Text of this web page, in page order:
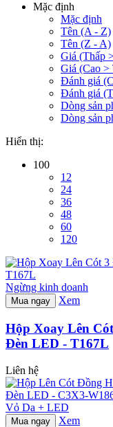
Mặc định
Mặc định
Tên (A - Z)
Tên (Z - A)
Giá (Thấp
Giá (Cao >
Đánh giá
Đánh giá
Dòng sản
Dòng sản
Hiển thị:
100
12
24
36
48
60
120
Ngừng kinh doanh
Mua ngay Xem
Hộp Xoay Lên
Đèn LED - T167L
Liên hệ
Vỏ Da + LED
Mua ngay Xem